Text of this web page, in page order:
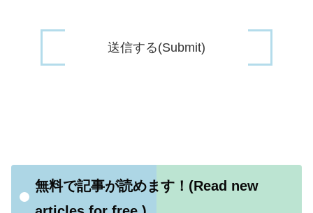
無料で記事が読めます！(Read new